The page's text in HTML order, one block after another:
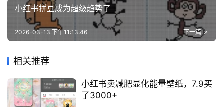
资
会
专
区
小红书拼豆成为超级趋势了
下一篇
2026-03-13 下午11:13:46
相关推荐
小红书卖减肥显化能量壁纸，7.9买
了3000+